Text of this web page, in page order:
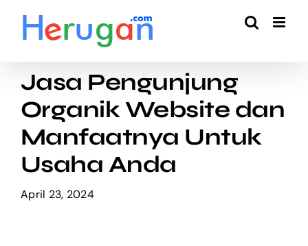
Jasa Pengunjung
Organik Website dan
Manfaatnya Untuk
Usaha Anda
April 23, 2024